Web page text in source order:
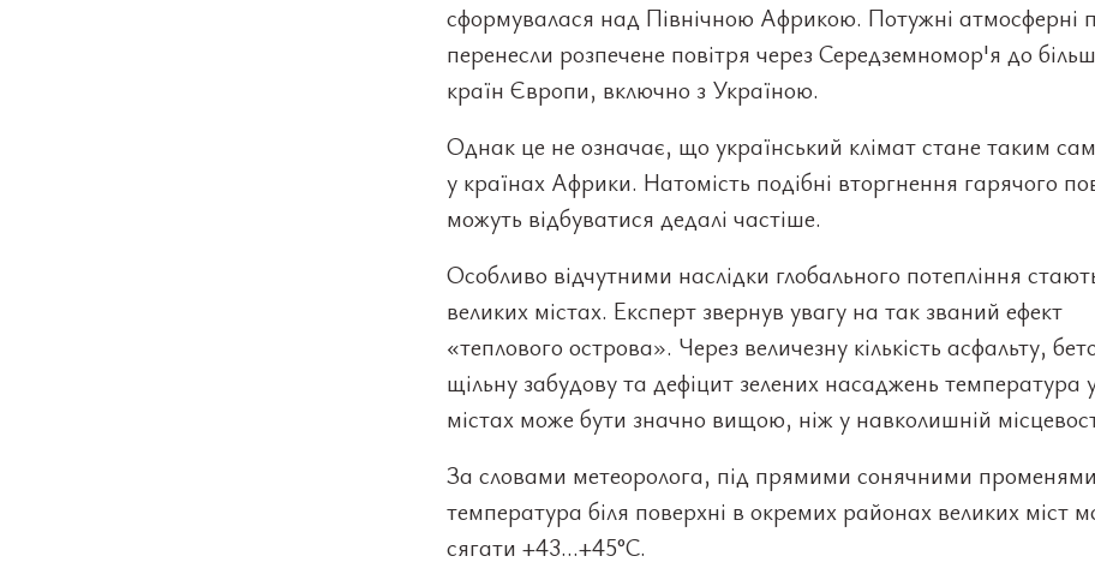
сформувалася над Північною Африкою. Потужні атмосферні
перенесли розпечене повітря через Середземномор'я до
країн Європи, включно з Україною.
Однак це не означає, що український клімат стане таким
у країнах Африки. Натомість подібні вторгнення гарячого
можуть відбуватися дедалі частіше.
Особливо відчутними наслідки глобального потепління
великих містах. Експерт звернув увагу на так званий ефект
«теплового острова». Через величезну кількість асфальту,
щільну забудову та дефіцит зелених насаджень температура
містах може бути значно вищою, ніж у навколишній
За словами метеоролога, під прямими сонячними променями
температура біля поверхні в окремих районах великих міст
сягати +43...+45°C.